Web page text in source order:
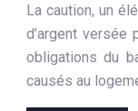
La caution, un
d’argent versée
obligations du
causés au